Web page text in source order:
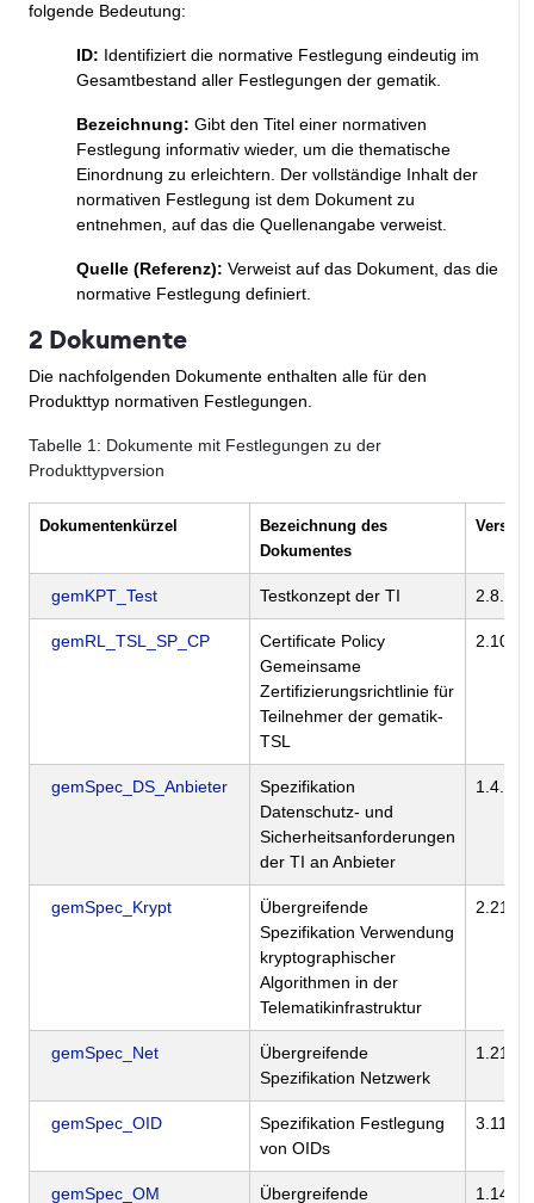
folgende Bedeutung:
ID: Identifiziert die normative Festlegung eindeutig im
Gesamtbestand aller Festlegungen der gematik.
Bezeichnung: Gibt den Titel einer normativen
Festlegung informativ wieder, um die thematische
Einordnung zu erleichtern. Der vollständige Inhalt der
normativen Festlegung ist dem Dokument zu
entnehmen, auf das die Quellenangabe verweist.
Quelle (Referenz): Verweist auf das Dokument, das die
normative Festlegung definiert.
2 Dokumente
Die nachfolgenden Dokumente enthalten alle für den
Produkttyp normativen Festlegungen.
Tabelle 1: Dokumente mit Festlegungen zu der
Produkttypversion
Dokumentenkürzel
Bezeichnung des
Dokumentes
Version
gemKPT_Test Testkonzept der TI 2.8.5
gemRL_TSL_SP_CP
Certificate Policy
Gemeinsame
Zertifizierungsrichtlinie für
Teilnehmer der gematik-
TSL
2.10.1
gemSpec_DS_Anbieter
Spezifikation
Datenschutz- und
Sicherheitsanforderungen
der TI an Anbieter
1.4.0
gemSpec_Krypt
Übergreifende
Spezifikation Verwendung
kryptographischer
Algorithmen in der
Telematikinfrastruktur
2.21.0
gemSpec_Net
Übergreifende
Spezifikation Netzwerk
1.21.0
gemSpec_OID
Spezifikation Festlegung
von OIDs
3.11.0
gemSpec_OM Übergreifende 1.14.0